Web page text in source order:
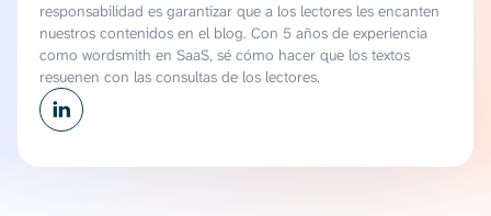
responsabilidad es garantizar que a los lectores les encanten
nuestros contenidos en el blog. Con 5 años de experiencia
como wordsmith en SaaS, sé cómo hacer que los textos
resuenen con las consultas de los lectores.